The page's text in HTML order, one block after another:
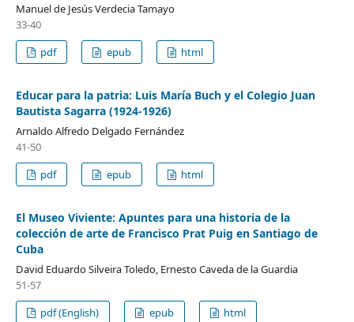
Manuel de Jesús Verdecia Tamayo
33-40
pdf
epub html
Educar para la patria: Luis María Buch y el Colegio Juan
Bautista Sagarra (1924-1926)
Arnaldo Alfredo Delgado Fernández
41-50
pdf
epub html
El Museo Viviente: Apuntes para una historia de la
colección de arte de Francisco Prat Puig en Santiago de
Cuba
David Eduardo Silveira Toledo, Ernesto Caveda de la Guardia
51-57
pdf (English)
epub html